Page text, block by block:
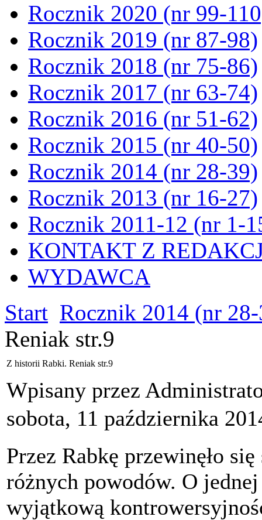
Rocznik 2020 (nr 99-
Rocznik 2019 (nr 87-98)
Rocznik 2018 (nr 75-86)
Rocznik 2017 (nr 63-74)
Rocznik 2016 (nr 51-62)
Rocznik 2015 (nr 40-50)
Rocznik 2014 (nr 28-39)
Rocznik 2013 (nr 16-27)
Rocznik 2011-12 (nr 1-
KONTAKT Z
WYDAWCA
Start Rocznik 2014 (nr
Reniak str.9
Z historii Rabki. Reniak str.9
Wpisany przez
sobota, 11 października
Przez Rabkę przewinęło
różnych powodów. O
wyjątkową